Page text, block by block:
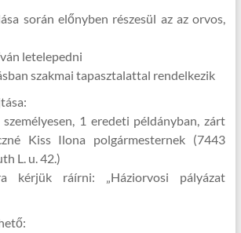
során előnyben részesül az az orvos,
letelepedni
szakmai tapasztalattal rendelkezik
1 eredeti példányban, zárt
Kiss Ilona polgármesternek (7443
L. u. 42.)
kérjük ráírni: „Háziorvosi pályázat